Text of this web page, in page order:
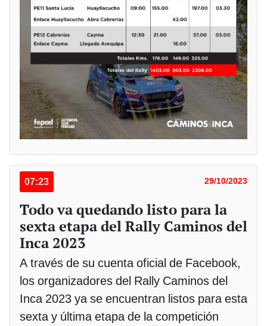
07:23 29/10/2023
Todo va quedando listo para la
sexta etapa del Rally Caminos del
Inca 2023
A través de su cuenta oficial de Facebook,
los organizadores del Rally Caminos del
Inca 2023 ya se encuentran listos para esta
sexta y última etapa de la competición